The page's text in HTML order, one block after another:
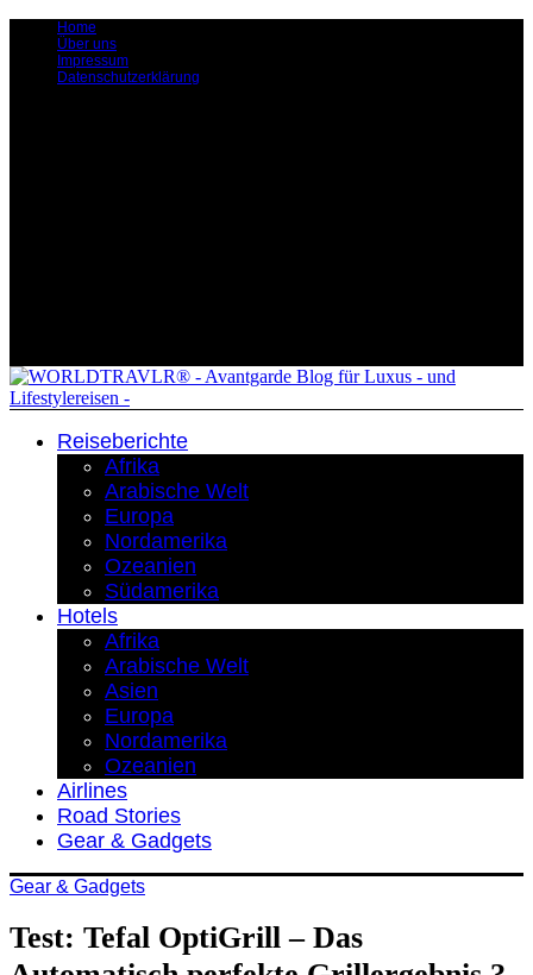
Home
Über uns
Impressum
Datenschutzerklärung
Reiseberichte
Afrika
Arabische Welt
Europa
Nordamerika
Ozeanien
Südamerika
Hotels
Afrika
Arabische Welt
Asien
Europa
Nordamerika
Ozeanien
Airlines
Road Stories
Gear & Gadgets
Gear & Gadgets
Test: Tefal OptiGrill – Das